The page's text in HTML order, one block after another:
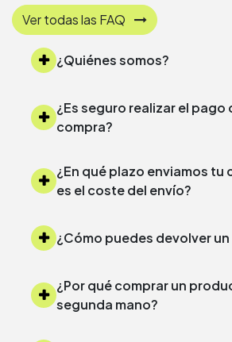
Ver todas las FAQ
¿Quiénes somos?
¿Es seguro realizar el pago de una
compra?
¿En qué plazo enviamos tu compra y cuál
es el coste del envío?
¿Cómo puedes
¿Por qué comprar un producto de
segunda mano?